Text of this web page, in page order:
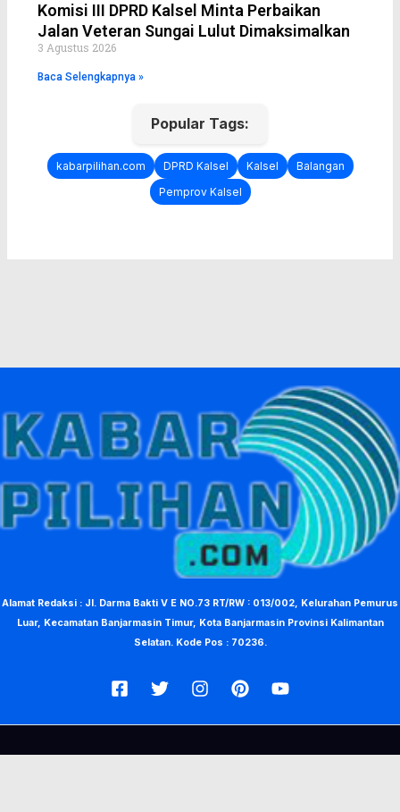
Komisi III DPRD Kalsel Minta Perbaikan
Jalan Veteran Sungai Lulut Dimaksimalkan
3 Agustus 2026
Baca Selengkapnya »
Popular Tags:
kabarpilihan.com DPRD Kalsel Kalsel
Balangan
Pemprov Kalsel
Alamat Redaksi : Jl. Darma Bakti V E NO.73 RT/RW : 013/002, Kelurahan Pemurus
Luar, Kecamatan Banjarmasin Timur, Kota Banjarmasin Provinsi Kalimantan
Selatan. Kode Pos : 70236.